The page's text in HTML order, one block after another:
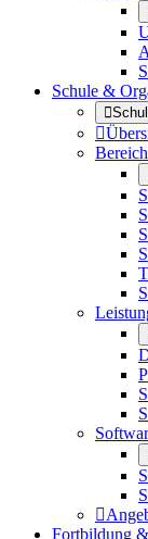
Schule &



Fortbildung